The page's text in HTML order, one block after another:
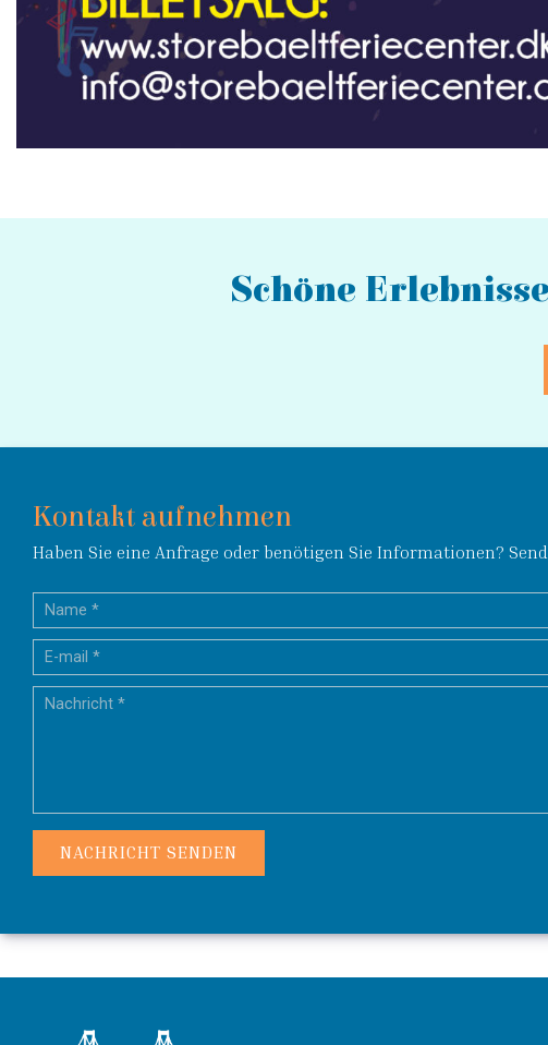
Schöne
Kontakt aufnehmen
Haben Sie eine Anfrage oder benötigen Sie Informationen?